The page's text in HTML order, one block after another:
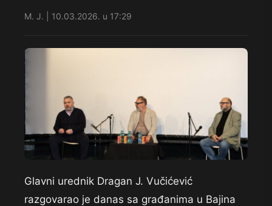
M. J. | 10.03.2026. u 17:29
Glavni urednik Dragan J. Vučićević
razgovarao je danas sa građanima u Bajina